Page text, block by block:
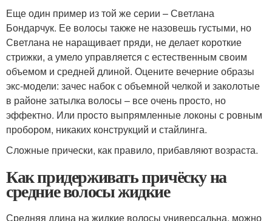
Еще один пример из той же серии – Светлана
Бондарчук. Ее волосы также не назовешь густыми, но
Светлана не наращивает пряди, не делает короткие
стрижки, а умело управляется с естественным своим
объемом и средней длиной. Оцените вечерние образы
экс-модели: зачес набок с объемной челкой и заколотые
в районе затылка волосы – все очень просто, но
эффектно. Или просто выпрямленные локоны с ровным
пробором, никаких конструкций и стайлинга.
Сложные прически, как правило, прибавляют возраста.
Как придерживать причёску на
средние волосы жидкие
Средняя длина на жидкие волосы универсальна, можно